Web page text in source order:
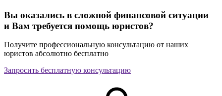
Вы оказались в сложной финансовой ситуации
и Вам требуется помощь юристов?
Получите профессиональную консультацию от наших
юристов абсолютно бесплатно
Запросить бесплатную консультацию